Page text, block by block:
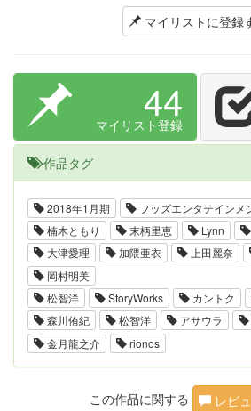
マイリストに登録
44
マイリスト登録
作品タグ
2018年1月期
フッズエンタテインメ
楠木ともり
末柄里恵 Lynn
大津愛理
加隈亜衣 上田麗奈
岡村明美
松智洋
StoryWorks カントク
森川侑紀
松智洋 アサウラ
金月龍之介
rionos
この作品に関する レビ